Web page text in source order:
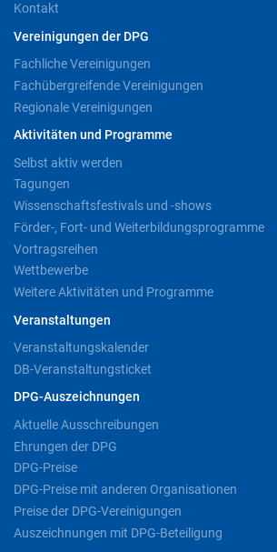
Kontakt
Vereinigungen der DPG
Fachliche Vereinigungen
Fachübergreifende Vereinigungen
Regionale Vereinigungen
Aktivitäten und Programme
Selbst aktiv werden
Tagungen
Wissenschaftsfestivals und -shows
Förder-, Fort- und Weiterbildungsprogramme
Vortragsreihen
Wettbewerbe
Weitere Aktivitäten und Programme
Veranstaltungen
Veranstaltungskalender
DB-Veranstaltungsticket
DPG-Auszeichnungen
Aktuelle Ausschreibungen
Ehrungen der DPG
DPG-Preise
DPG-Preise mit anderen Organisationen
Preise der DPG-Vereinigungen
Auszeichnungen mit DPG-Beteiligung